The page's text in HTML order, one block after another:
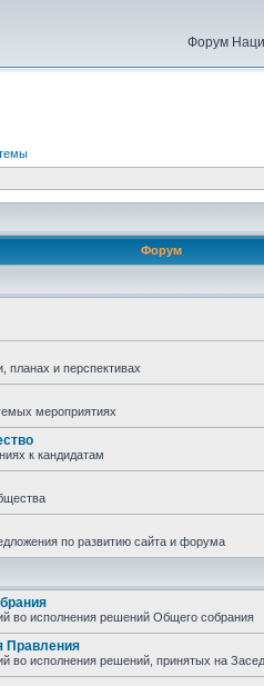
Форум
Форум
планах и перспективах
мероприятиях
к кандидатам
по развитию сайта и форума
во исполнения решений Общего собрания
Правления
во исполнения решений, принятых на